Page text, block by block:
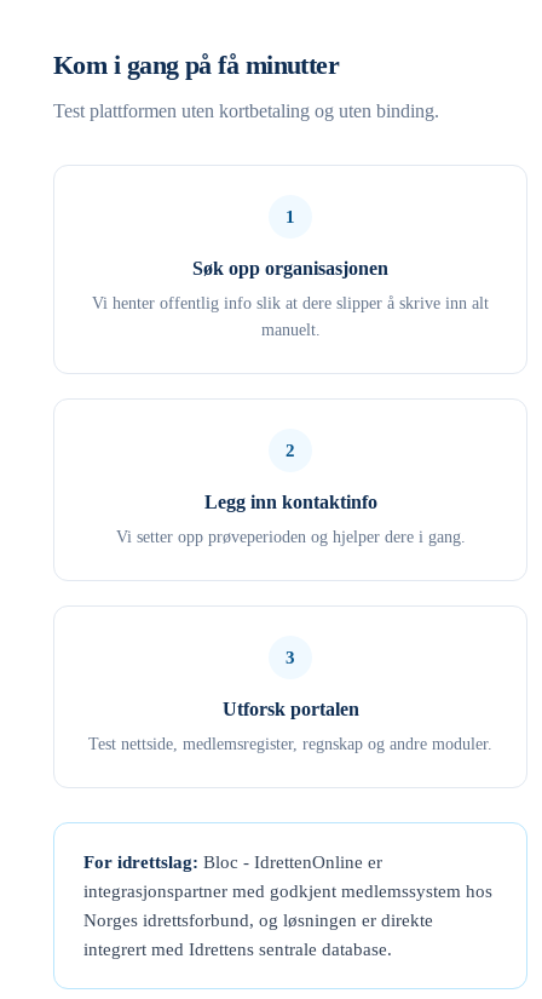
Kom i gang på få minutter
Test plattformen uten kortbetaling og uten binding.
1
Søk opp organisasjonen
Vi henter offentlig info slik at dere slipper å skrive inn alt
manuelt.
2
Legg inn kontaktinfo
Vi setter opp prøveperioden og hjelper dere i gang.
3
Utforsk portalen
Test nettside, medlemsregister, regnskap og andre moduler.
For idrettslag: Bloc - IdrettenOnline er
integrasjonspartner med godkjent medlemssystem hos
Norges idrettsforbund, og løsningen er direkte
integrert med Idrettens sentrale database.